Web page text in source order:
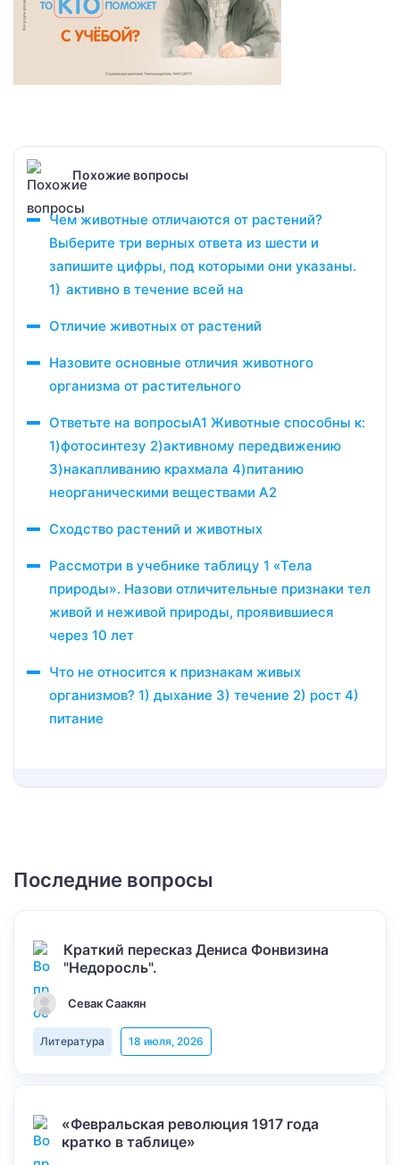
Похожие вопросы
Чем животные отличаются от растений?
Выберите три верных ответа из шести и
запишите цифры, под которыми они указаны.
1) активно в течение всей на
Отличие животных от растений
Назовите основные отличия животного
организма от растительного
Ответьте на вопросыА1 Животные способны к:
1)фотосинтезу 2)активному передвижению
3)накапливанию крахмала 4)питанию
неорганическими веществами А2
Сходство растений и животных
Рассмотри в учебнике таблицу 1 «Тела
природы». Назови отличительные признаки тел
живой и неживой природы, проявившиеся
через 10 лет
Что не относится к признакам живых
организмов? 1) дыхание 3) течение 2) рост 4)
питание
Последние вопросы
Краткий пересказ Дениса Фонвизина
"Недоросль".
Севак Саакян
Литература 18 июля, 2026
«Февральская революция 1917 года
кратко в таблице»